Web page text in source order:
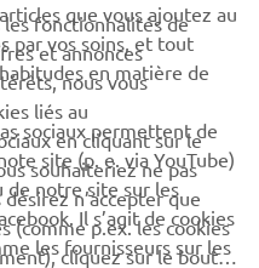
pour savoir comment
:Politique de
que vous ajoutez au
par vos soins, et tout
en matière de
sociaux permettent de
site (p. e. via YouTube)
de notre site sur les
Il s’agit de cookies
les fournisseurs sur les
fonctionnalités de
et annonces
nous vous
liés au
en cliquant sur le
souhaiteriez ne pas
n’accepter que
(comme p.ex. les cookies
cliquez sur le bouton